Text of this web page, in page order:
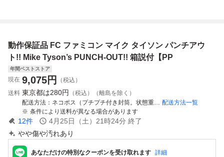
動作保証品 FC ファミコン マイク タイソン パンチアウ
ト!! Mike Tyson’s PUNCH-OUT!! 箱説付【PP
年間ベストストア
現在 9,075円
（税込）
送料 東京都は280円
（税込）（離島を除く）
配送方法
ネコポス（プチプチ付き封筒。状態重視の方は宅急便をご選択ください。） 配送方法一覧
条件により送料が異なる場合があります
12件 4月25日（土）21時24分 終了
やや傷や汚れあり
あなただけの特別なクーポンを受け取れます 詳細